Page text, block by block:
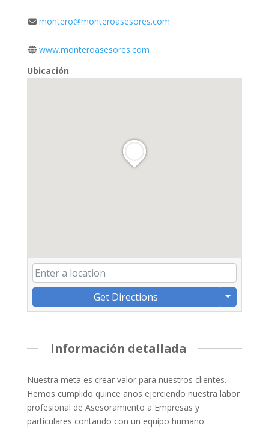
montero@monteroasesores.com
www.monteroasesores.com
Ubicación
Get Directions
Información detallada
Nuestra meta es crear valor para nuestros clientes.
Hemos cumplido quince años ejerciendo nuestra labor
profesional de Asesoramiento a Empresas y
particulares contando con un equipo humano